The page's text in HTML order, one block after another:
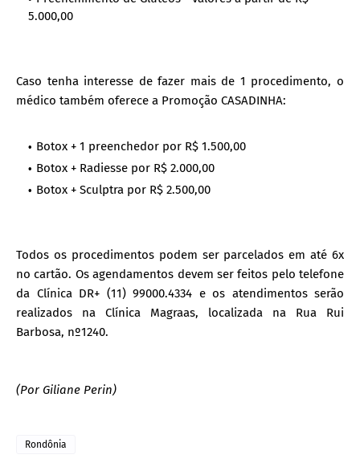
5.000,00
Caso tenha interesse de fazer mais de 1 procedimento, o
médico também oferece a Promoção CASADINHA:
Botox + 1 preenchedor por R$ 1.500,00
Botox + Radiesse por R$ 2.000,00
Botox + Sculptra por R$ 2.500,00
Todos os procedimentos podem ser parcelados em até 6x
no cartão. Os agendamentos devem ser feitos pelo telefone
da Clínica DR+ (11) 99000.4334 e os atendimentos serão
realizados na Clínica Magraas, localizada na Rua Rui
Barbosa, nº1240.
(Por Giliane Perin)
Rondônia